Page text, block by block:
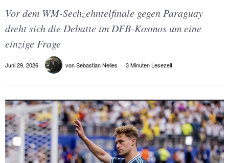
Vor dem WM-Sechzehntelfinale gegen Paraguay
dreht sich die Debatte im DFB-Kosmos um eine
einzige Frage
Juni 29, 2026 vonSebastian Nelles 3 Minuten Lesezeit